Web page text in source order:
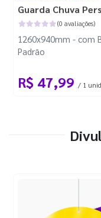
Guarda Chuva
(0 avaliações)
1260x940mm - com
Padrão
R$ 47,99 / 1